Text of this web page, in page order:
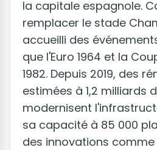
la capitale espagnole.
remplacer le stade
accueilli des
que l'Euro 1964 et la
1982. Depuis 2019, des
estimées à 1,2 milliards
modernisent
sa capacité à 85 000
des innovations